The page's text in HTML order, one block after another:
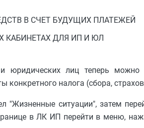
В СЧЕТ БУДУЩИХ ПЛАТЕЖЕЙ
ДЛЯ ИП И ЮЛ
юридических лиц теперь можно
налога (сбора,
ситуации", затем
в ЛК ИП перейти в меню,